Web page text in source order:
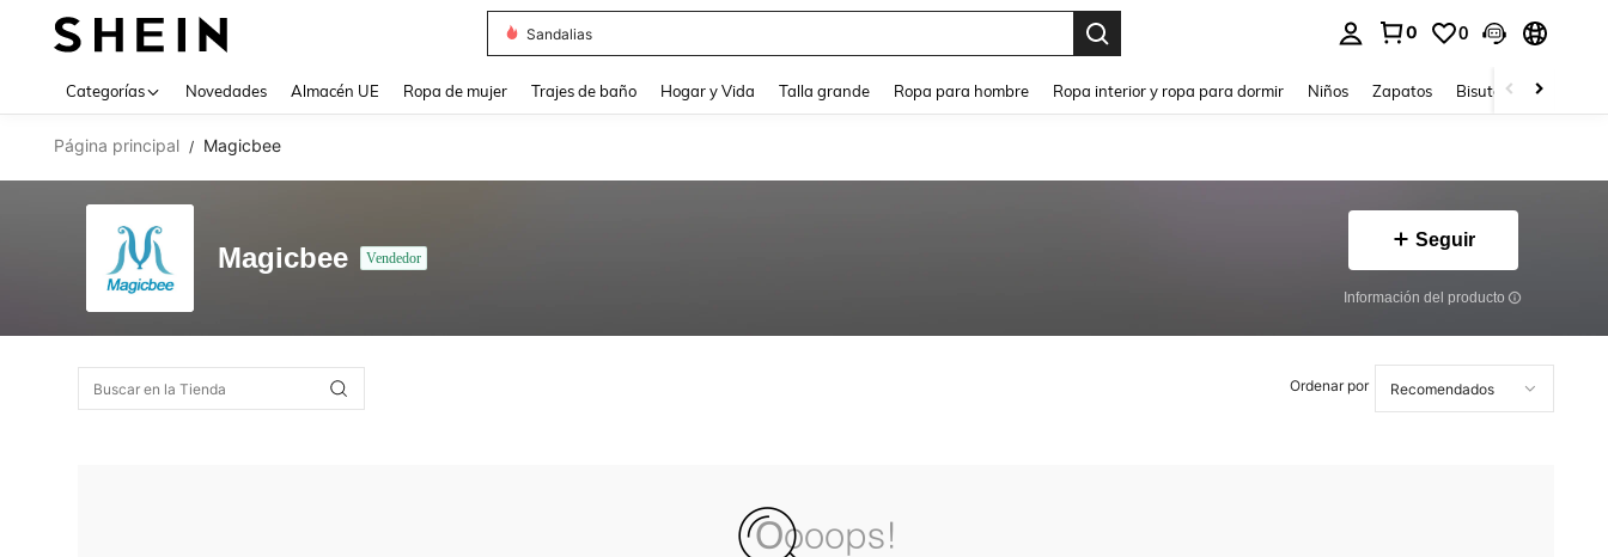
Sandalias
0 0
Categorías Novedades Almacén UE Ropa de mujer Trajes de baño Hogar y Vida Talla grande Ropa para hombre Ropa interior y ropa para dormir Niños Zapatos Bisutería Y
Página principal / Magicbee
Magicbee Vendedor
Seguir
Información del producto
Ordenar por